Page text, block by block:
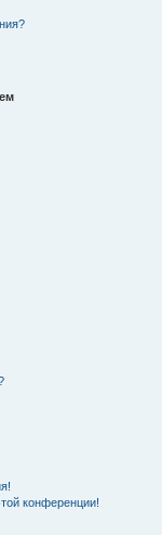
конференции!